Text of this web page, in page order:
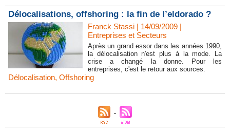
Délocalisations, offshoring : la fin de l’eldorado ?
Franck Stassi | 14/09/2009 |
Entreprises et Secteurs
Après un grand essor dans les années 1990,
la délocalisation n'est plus à la mode. La
crise a changé la donne. Pour les
entreprises, c'est le retour aux sources.
Délocalisation, Offshoring